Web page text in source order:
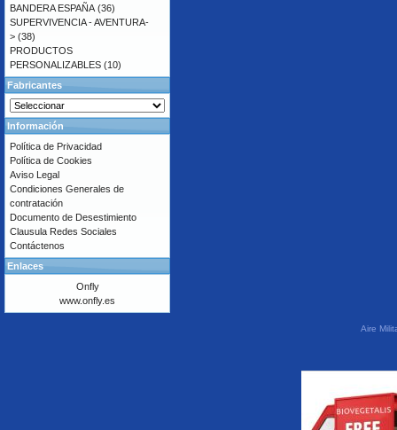
BANDERA ESPAÑA (36)
SUPERVIVENCIA - AVENTURA-
> (38)
PRODUCTOS
PERSONALIZABLES (10)
Fabricantes
Información
Política de Privacidad
Política de Cookies
Aviso Legal
Condiciones Generales de
contratación
Documento de Desestimiento
Clausula Redes Sociales
Contáctenos
Enlaces
Onfly
www.onfly.es
Aire